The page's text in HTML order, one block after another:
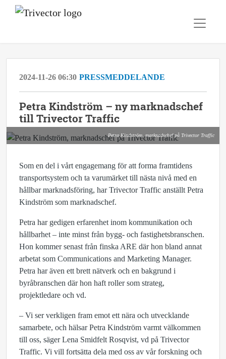
2024-11-26 06:30 PRESSMEDDELANDE
Petra Kindström – ny marknadschef
till Trivector Traffic
Petra Kindström, marknadschef på Trivector Traffic
Som en del i vårt engagemang för att forma framtidens
transportsystem och ta varumärket till nästa nivå med en
hållbar marknadsföring, har Trivector Traffic anställt Petra
Kindström som marknadschef.
Petra har gedigen erfarenhet inom kommunikation och
hållbarhet – inte minst från bygg- och fastighetsbranschen.
Hon kommer senast från finska ARE där hon bland annat
arbetat som Communications and Marketing Manager.
Petra har även ett brett nätverk och en bakgrund i
byråbranschen där hon haft roller som strateg,
projektledare och vd.
– Vi ser verkligen fram emot ett nära och utvecklande
samarbete, och hälsar Petra Kindström varmt välkommen
till oss, säger Lena Smidfelt Rosqvist, vd på Trivector
Traffic. Vi vill fortsätta dela med oss av vår forskning och